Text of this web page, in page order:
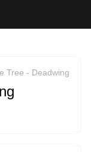
Tree - Deadwing